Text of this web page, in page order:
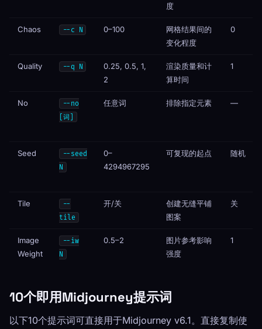
度
Chaos --c N 0–100
网格结果间的
变化程度
0
Quality --q N
0.25, 0.5, 1,
2
渲染质量和计
算时间
1
No
--no
[词]
任意词 排除指定元素 —
Seed
--seed
N
0–
4294967295
可复现的起点 随机
Tile
--
tile
开/关
创建无缝平铺
图案
关
Image
Weight
--iw
N
0.5–2
图片参考影响
强度
1
10个即用Midjourney提示词
以下10个提示词可直接用于Midjourney v6.1。直接复制使